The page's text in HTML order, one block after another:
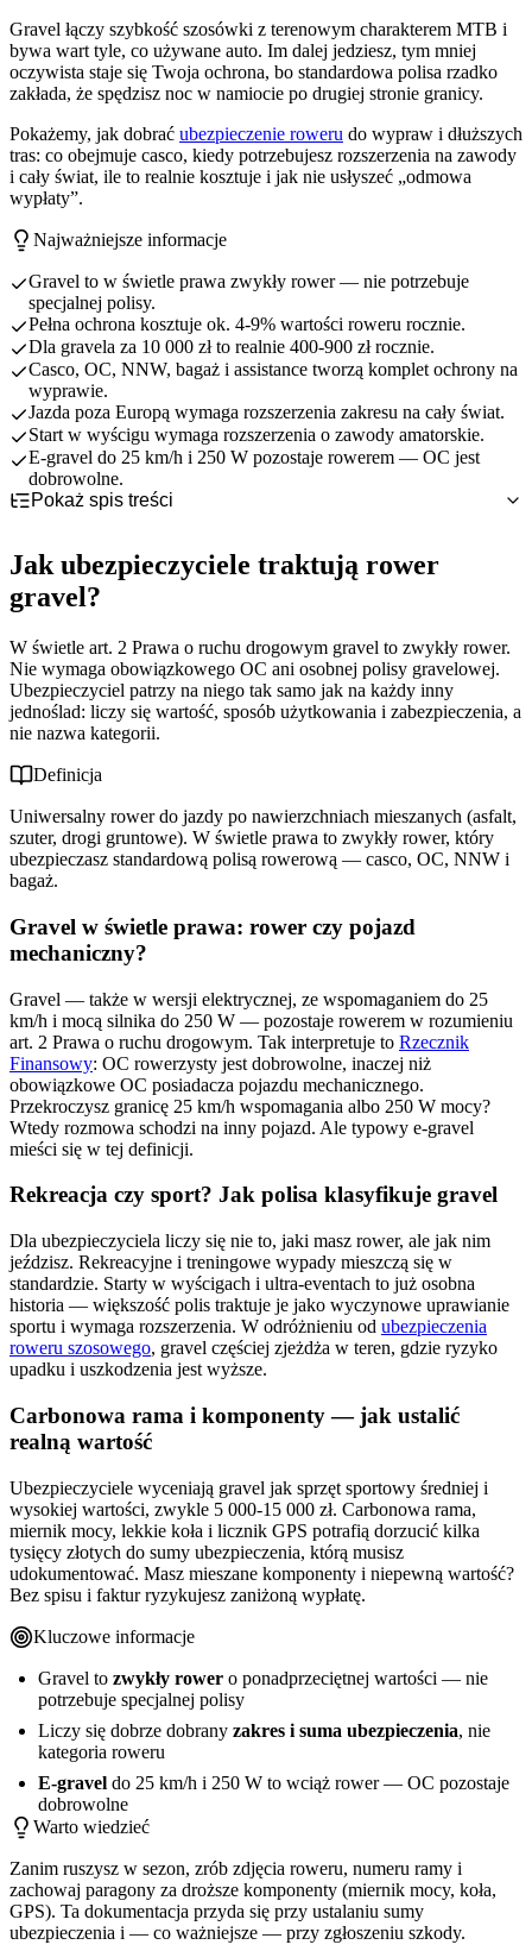
Gravel łączy szybkość szosówki z terenowym charakterem MTB i
bywa wart tyle, co używane auto. Im dalej jedziesz, tym mniej
oczywista staje się Twoja ochrona, bo standardowa polisa rzadko
zakłada, że spędzisz noc w namiocie po drugiej stronie granicy.
Pokażemy, jak dobrać ubezpieczenie roweru do wypraw i dłuższych
tras: co obejmuje casco, kiedy potrzebujesz rozszerzenia na zawody
i cały świat, ile to realnie kosztuje i jak nie usłyszeć „odmowa
wypłaty”.
Najważniejsze informacje
Gravel to w świetle prawa zwykły rower — nie potrzebuje
specjalnej polisy.
Pełna ochrona kosztuje ok. 4-9% wartości roweru rocznie.
Dla gravela za 10 000 zł to realnie 400-900 zł rocznie.
Casco, OC, NNW, bagaż i assistance tworzą komplet ochrony na
wyprawie.
Jazda poza Europą wymaga rozszerzenia zakresu na cały świat.
Start w wyścigu wymaga rozszerzenia o zawody amatorskie.
E-gravel do 25 km/h i 250 W pozostaje rowerem — OC jest
dobrowolne.
Pokaż spis treści
Rekreacja czy sport? Jak polisa klasyfikuje gravel
Carbonowa rama i komponenty — jak ustalić realną wartość
trasach?
Casco, OC, NNW i bagaż — moduły ochrony gravelowca
Assistance w terenie — pomoc, gdy do najbliższego serwisu jest 40 km
Ile kosztuje ubezpieczenie roweru gravel o wartości 5-15 tys.
zł?
Tabela: ile zapłacisz za gravel wartości 5, 10 i 15 tys. zł
wybrać dla gravela?
Co obejmuje polisa standardowa, a czego nie
Kiedy potrzebujesz rozszerzenia (zawody amatorskie, cały świat)
Najczęstsze błędy przy ubezpieczaniu gravela na wyprawy i
zawody
Jak zabezpieczyć gravel na trasie i dobrać polisę krok po
kroku?
Dokumentacja wartości — co przygotować przed sezonem
Krok po kroku: dobór polisy na wyprawę gravelową
Jak ubezpieczyciele traktują rower
gravel?
W świetle art. 2 Prawa o ruchu drogowym gravel to zwykły rower.
Nie wymaga obowiązkowego OC ani osobnej polisy gravelowej.
Ubezpieczyciel patrzy na niego tak samo jak na każdy inny
jednoślad: liczy się wartość, sposób użytkowania i zabezpieczenia, a
nie nazwa kategorii.
Definicja
Uniwersalny rower do jazdy po nawierzchniach mieszanych (asfalt,
szuter, drogi gruntowe). W świetle prawa to zwykły rower, który
ubezpieczasz standardową polisą rowerową — casco, OC, NNW i
bagaż.
Gravel w świetle prawa: rower czy pojazd
mechaniczny?
Gravel — także w wersji elektrycznej, ze wspomaganiem do 25
km/h i mocą silnika do 250 W — pozostaje rowerem w rozumieniu
art. 2 Prawa o ruchu drogowym. Tak interpretuje to Rzecznik
Finansowy: OC rowerzysty jest dobrowolne, inaczej niż
obowiązkowe OC posiadacza pojazdu mechanicznego.
Przekroczysz granicę 25 km/h wspomagania albo 250 W mocy?
Wtedy rozmowa schodzi na inny pojazd. Ale typowy e-gravel
mieści się w tej definicji.
Rekreacja czy sport? Jak polisa klasyfikuje gravel
Dla ubezpieczyciela liczy się nie to, jaki masz rower, ale jak nim
jeździsz. Rekreacyjne i treningowe wypady mieszczą się w
standardzie. Starty w wyścigach i ultra-eventach to już osobna
historia — większość polis traktuje je jako wyczynowe uprawianie
sportu i wymaga rozszerzenia. W odróżnieniu od ubezpieczenia
roweru szosowego, gravel częściej zjeżdża w teren, gdzie ryzyko
upadku i uszkodzenia jest wyższe.
Carbonowa rama i komponenty — jak ustalić
realną wartość
Ubezpieczyciele wyceniają gravel jak sprzęt sportowy średniej i
wysokiej wartości, zwykle 5 000-15 000 zł. Carbonowa rama,
miernik mocy, lekkie koła i licznik GPS potrafią dorzucić kilka
tysięcy złotych do sumy ubezpieczenia, którą musisz
udokumentować. Masz mieszane komponenty i niepewną wartość?
Bez spisu i faktur ryzykujesz zaniżoną wypłatę.
Kluczowe informacje
Gravel to zwykły rower o ponadprzeciętnej wartości — nie
potrzebuje specjalnej polisy
Liczy się dobrze dobrany zakres i suma ubezpieczenia, nie
kategoria roweru
E-gravel do 25 km/h i 250 W to wciąż rower — OC pozostaje
dobrowolne
Warto wiedzieć
Zanim ruszysz w sezon, zrób zdjęcia roweru, numeru ramy i
zachowaj paragony za droższe komponenty (miernik mocy, koła,
GPS). Ta dokumentacja przyda się przy ustalaniu sumy
ubezpieczenia i — co ważniejsze — przy zgłoszeniu szkody.